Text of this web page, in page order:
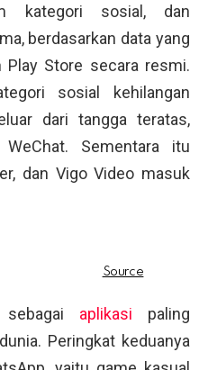
kategori sosial, dan
berdasarkan data yang
Store secara resmi.
sosial kehilangan
dari tangga teratas,
Sementara itu
dan Vigo Video masuk
aplikasi paling
Peringkat keduanya